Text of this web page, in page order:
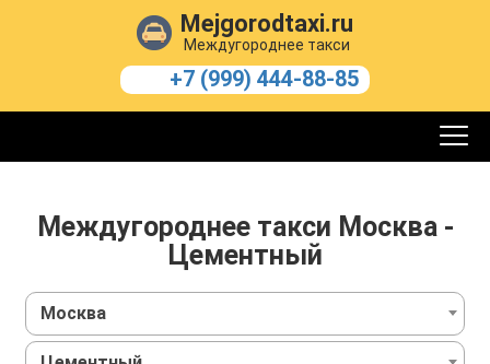
Mejgorodtaxi.ru
Междугороднее такси
+7 (999) 444-88-85
Междугороднее такси Москва -
Цементный
Москва